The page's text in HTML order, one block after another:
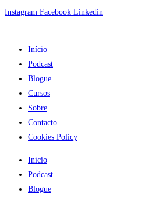
Skip
Instagram Facebook Linkedin
Início
Podcast
Blogue
Cursos
Sobre
Contacto
Cookies Policy
Início
Podcast
Blogue